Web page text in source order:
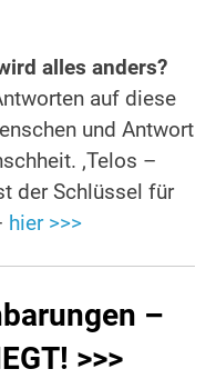
alles anders?
auf diese
und Antwort
‚Telos –
der Schlüssel für
hier >>>
–
>>>